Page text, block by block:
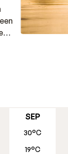
SEP
30°C
19°C